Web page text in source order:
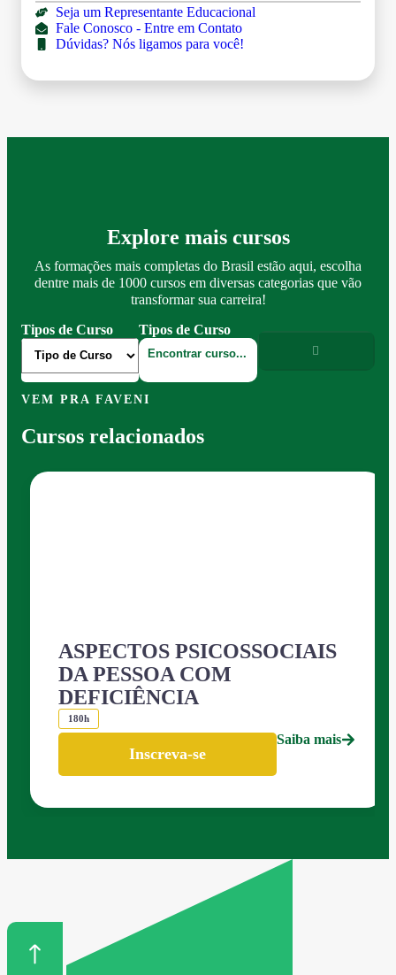
Seja um Representante Educacional
Fale Conosco - Entre em Contato
Dúvidas? Nós ligamos para você!
Explore mais cursos
As formações mais completas do Brasil estão aqui, escolha
dentre mais de 1000 cursos em diversas categorias que vão
transformar sua carreira!
Tipos de Curso
Tipos de Curso
VEM PRA FAVENI
Cursos relacionados
ASPECTOS PSICOSSOCIAIS
DA PESSOA COM
DEFICIÊNCIA
180h
Inscreva-se
Saiba mais